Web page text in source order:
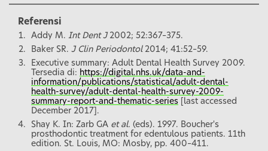
Referensi
Addy M. Int Dent J2002; 52:367–375.
Baker SR. J Clin Periodontol2014; 41:52–59.
Executive summary: Adult Dental Health Survey 2009.
Tersedia di: https://digital.nhs.uk/data-and-
information/publications/statistical/adult-dental-
health-survey/adult-dental-health-survey-2009-
summary-report-and-thematic-series [last accessed
December 2017].
Shay K. In: Zarb GA et al. (eds). 1997. Boucher's
prosthodontic treatment for edentulous patients. 11th
edition. St. Louis, MO: Mosby, pp. 400–411.